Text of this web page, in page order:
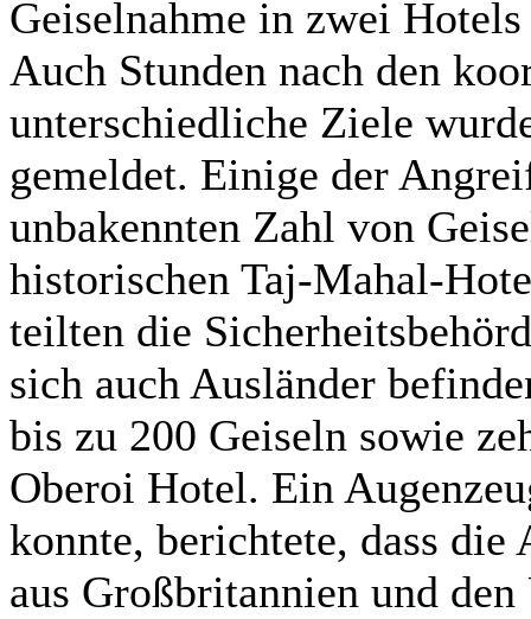
Geiselnahme in zwei Hotels
Auch Stunden nach den
unterschiedliche Ziele
gemeldet. Einige der
unbakennten Zahl von
historischen Taj-Mahal-
teilten die
sich auch Ausländer
bis zu 200 Geiseln sowie
Oberoi Hotel. Ein
konnte, berichtete, dass
aus Großbritannien und